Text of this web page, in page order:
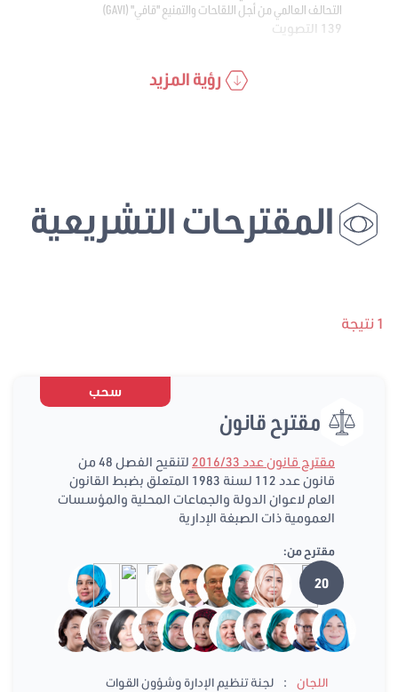
التحالف العالمي من أجل اللقاحات والتمنيع "قافي" (GAVI)
139 التصويت
رؤية المزيد
المقترحات التشريعية
1 نتيجة
سحب
مقترح قانون
مقترح قانون عدد 2016/33
لتنقيح الفصل 48 من
قانون عدد 112 لسنة 1983 المتعلق بضبط القانون
العام لاعوان الدولة والجماعات المحلية والمؤسسات
العمومية ذات الصبغة الإدارية
مقترح من:
20
اللجان :
لجنة تنظيم الإدارة وشؤون القوات